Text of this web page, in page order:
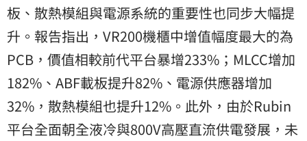
板、散熱模組與電源系統的重要性也同步大幅提
升。報告指出，VR200機櫃中增值幅度最大的為
PCB，價值相較前代平台暴增233%；MLCC增加
182%、ABF載板提升82%、電源供應器增加
32%，散熱模組也提升12%。此外，由於Rubin
平台全面朝全液冷與800V高壓直流供電發展，未